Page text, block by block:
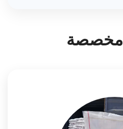
مخصصة